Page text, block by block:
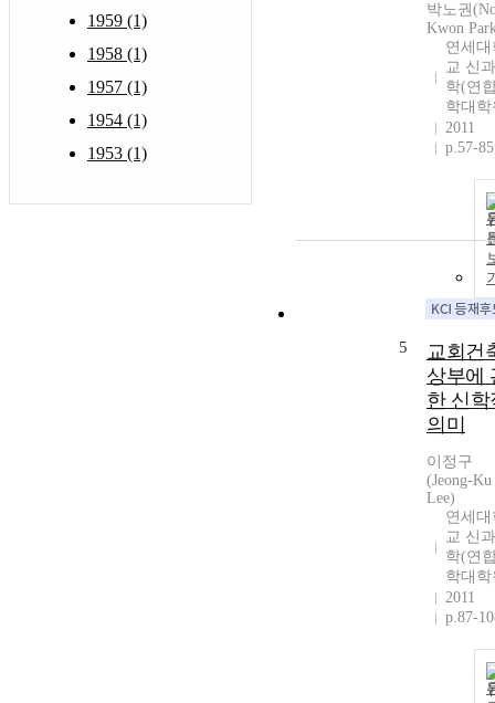
1959 (1)
1958 (1)
1957 (1)
1954 (1)
1953 (1)
박노권
Kwon
연세대
교 신
학(연
학대
2011
p.57-85
5
교회건
상부에
한 신학
의미
이정구
(Jeong-Ku
Lee)
연세대
교 신
학(연
학대
2011
p.87-